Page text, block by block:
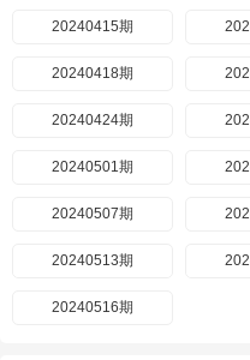
20240415期
20240418期
20240424期
20240501期
20240507期
20240513期
20240516期